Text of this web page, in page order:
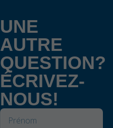
UNE
AUTRE
QUESTION?
ÉCRIVEZ-
NOUS!